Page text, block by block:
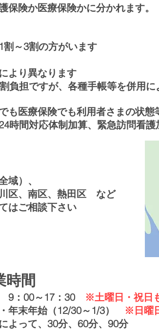
保険か医療保険かに分かれます。
割～3割の方がいます
より異なります
負担ですが、各種手帳等を併用
も医療保険でも利用者さまの状態
時間対応体制加算、緊急訪問看
域）、
区、南区、熱田区 など
はご相談下さい
時間
9：00～17：30 ※土曜日・祝日
年末年始（12/30～1/3） ※日曜
よって、30分、60分、90分